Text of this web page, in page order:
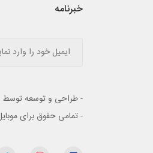
خبرنامه
- طراحی و توسعه توسط
- تمامی حقوق برای